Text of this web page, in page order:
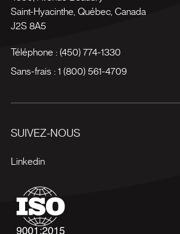
Saint-Hyacinthe Québec, Canada
J2S 8A5
Téléphone : (450) 774-1330
Sans-frais : 1 (800) 561-4709
SUIVEZ-NOUS
Linkedin